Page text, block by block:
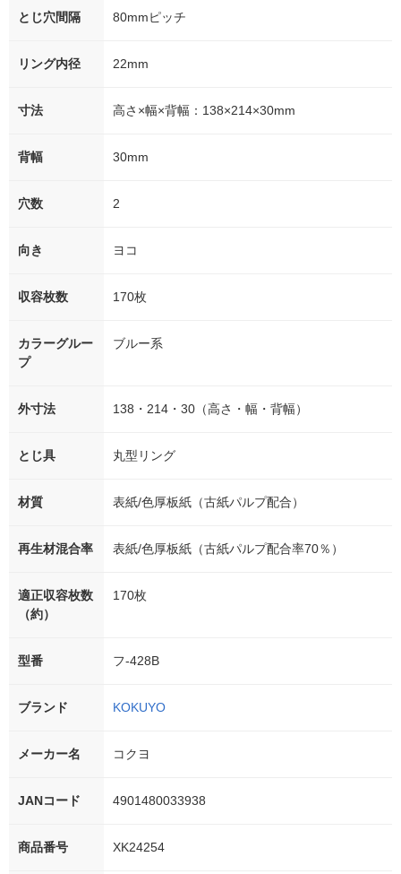
とじ穴間隔 80mmピッチ
リング内径 22mm
寸法 高さ×幅×背幅：138×214×30mm
背幅 30mm
穴数 2
向き ヨコ
収容枚数 170枚
カラーグルー
プ
ブルー系
外寸法 138・214・30（高さ・幅・背幅）
とじ具 丸型リング
材質 表紙/色厚板紙（古紙パルプ配合）
再生材混合率 表紙/色厚板紙（古紙パルプ配合率70％）
適正収容枚数
（約）
170枚
型番 フ-428B
ブランド KOKUYO
メーカー名 コクヨ
JANコード 4901480033938
商品番号 XK24254